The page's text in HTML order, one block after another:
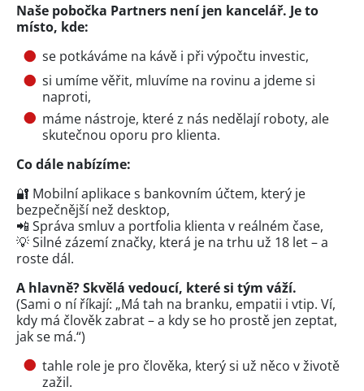
Naše pobočka Partners není jen kancelář. Je to
místo, kde:
se potkáváme na kávě i při výpočtu investic,
si umíme věřit, mluvíme na rovinu a jdeme si
naproti,
máme nástroje, které z nás nedělají roboty, ale
skutečnou oporu pro klienta.
Co dále nabízíme:
🔐 Mobilní aplikace s bankovním účtem, který je
bezpečnější než desktop,
📲 Správa smluv a portfolia klienta v reálném čase,
💡 Silné zázemí značky, která je na trhu už 18 let – a
roste dál.
A hlavně? Skvělá vedoucí, které si tým váží.
(Sami o ní říkají: „Má tah na branku, empatii i vtip. Ví,
kdy má člověk zabrat – a kdy se ho prostě jen zeptat,
jak se má.“)
tahle role je pro člověka, který si už něco v životě
zažil.